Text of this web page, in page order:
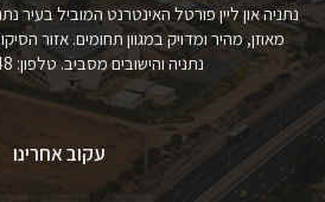
נתניה און ליין פורטל האינטרנט המוביל בעיר
מאוזן, מהיר ומדויק במגוון תחומים. אזור
נתניה והישובים מסביב. טלפון: 050-8491248
עקוב אחרינו